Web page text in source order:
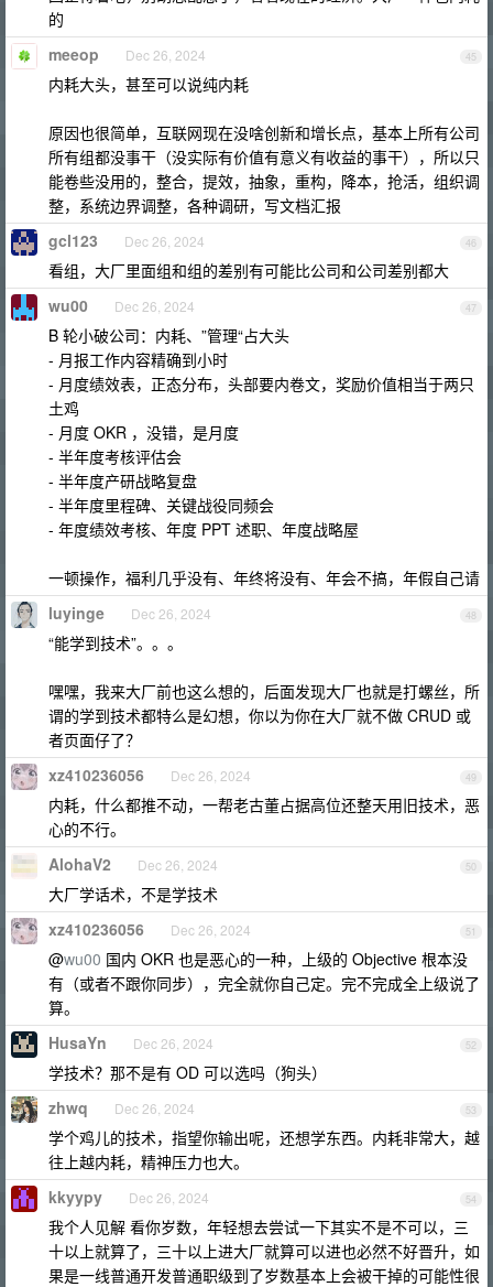
的
45
meeop Dec 26, 2024
内耗大头，甚至可以说纯内耗
原因也很简单，互联网现在没啥创新和增长点，基本上所有公司
所有组都没事干（没实际有价值有意义有收益的事干），所以只
能卷些没用的，整合，提效，抽象，重构，降本，抢活，组织调
整，系统边界调整，各种调研，写文档汇报
46
gcl123 Dec 26, 2024
看组，大厂里面组和组的差别有可能比公司和公司差别都大
47
wu00 Dec 26, 2024
B 轮小破公司：内耗、”管理“占大头
- 月报工作内容精确到小时
- 月度绩效表，正态分布，头部要内卷文，奖励价值相当于两只
土鸡
- 月度 OKR ，没错，是月度
- 半年度考核评估会
- 半年度产研战略复盘
- 半年度里程碑、关键战役同频会
- 年度绩效考核、年度 PPT 述职、年度战略屋
一顿操作，福利几乎没有、年终将没有、年会不搞，年假自己请
48
luyinge Dec 26, 2024
“能学到技术”。。。
嘿嘿，我来大厂前也这么想的，后面发现大厂也就是打螺丝，所
谓的学到技术都特么是幻想，你以为你在大厂就不做 CRUD 或
者页面仔了？
49
xz410236056 Dec 26, 2024
内耗，什么都推不动，一帮老古董占据高位还整天用旧技术，恶
心的不行。
50
AlohaV2 Dec 26, 2024
大厂学话术，不是学技术
51
xz410236056 Dec 26, 2024
@wu00 国内 OKR 也是恶心的一种，上级的 Objective 根本没
有（或者不跟你同步），完全就你自己定。完不完成全上级说了
算。
52
HusaYn Dec 26, 2024
学技术？那不是有 OD 可以选吗（狗头）
53
zhwq Dec 26, 2024
学个鸡儿的技术，指望你输出呢，还想学东西。内耗非常大，越
往上越内耗，精神压力也大。
54
kkyypy Dec 26, 2024
我个人见解 看你岁数，年轻想去尝试一下其实不是不可以，三
十以上就算了，三十以上进大厂就算可以进也必然不好晋升，如
果是一线普通开发普通职级到了岁数基本上会被干掉的可能性很